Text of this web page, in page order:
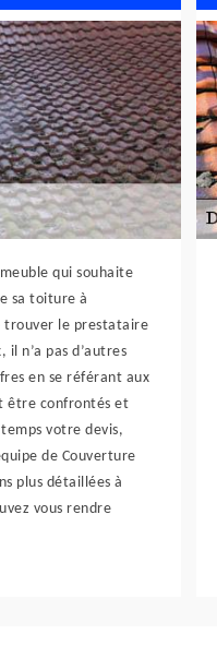
qui souhaite
sa toiture à
trouver le prestataire
n’a pas d’autres
en se référant aux
être confrontés et
votre devis,
de Couverture
plus détaillées à
vous rendre